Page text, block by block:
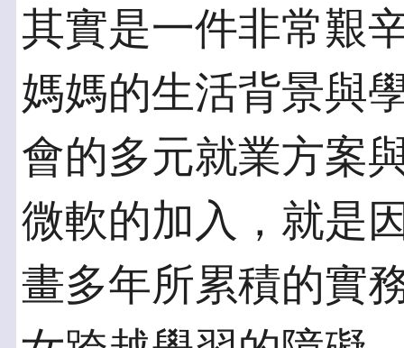
其實是一件非常艱
媽媽的生活背景與
會的多元就業方案
微軟的加入，就是
畫多年所累積的實